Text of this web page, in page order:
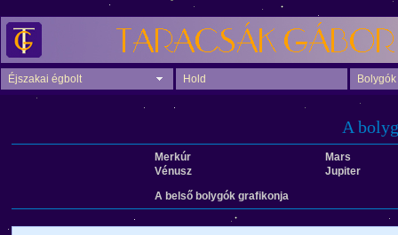
Éjszakai égbolt Hold Bolygók
A
Merkúr
Vénusz
Mars
Jupiter
A belső bolygók grafikonja